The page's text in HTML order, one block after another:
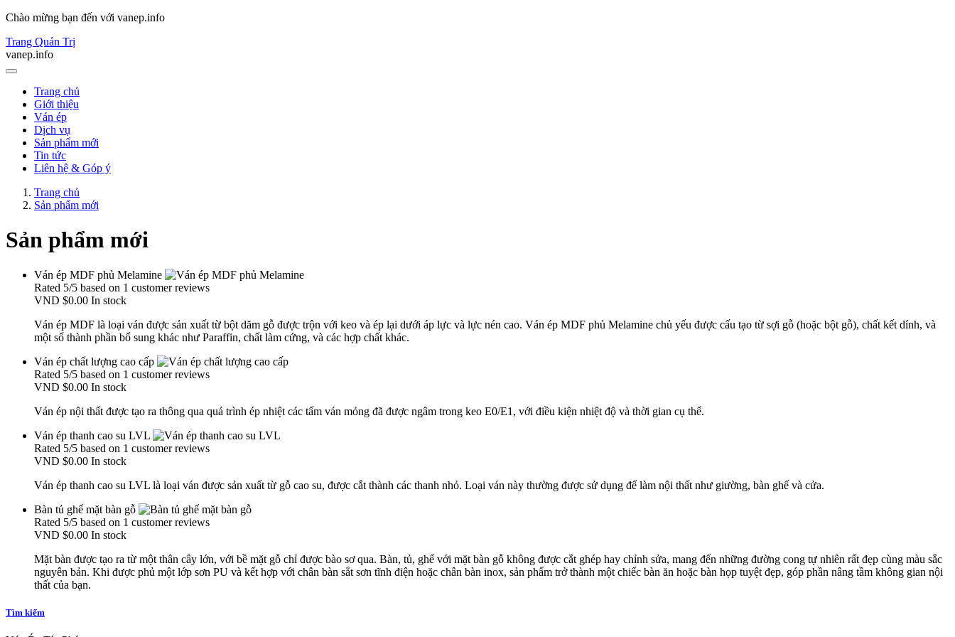
Chào mừng bạn đến với vanep.info
Trang Quản Trị
vanep.info
Trang chủ
Giới thiệu
Ván ép
Dịch vụ
Sản phẩm mới
Tin tức
Liên hệ & Góp ý
Trang chủ
Sản phẩm mới
Sản phẩm mới
Ván ép MDF phủ Melamine
Rated 5/5 based on 1 customer reviews
VND $0.00 In stock
Ván ép MDF là loại ván được sản xuất từ bột dăm gỗ được trộn với keo và ép lại dưới áp lực và lực nén cao. Ván ép MDF phủ Melamine chủ yếu được cấu tạo từ sợi gỗ (hoặc bột gỗ), chất kết dính, và
một số thành phần bổ sung khác như Paraffin, chất làm cứng, và các hợp chất khác.
Ván ép chất lượng cao cấp
Rated 5/5 based on 1 customer reviews
VND $0.00 In stock
Ván ép nội thất được tạo ra thông qua quá trình ép nhiệt các tấm ván mỏng đã được ngâm trong keo E0/E1, với điều kiện nhiệt độ và thời gian cụ thể.
Ván ép thanh cao su LVL
Rated 5/5 based on 1 customer reviews
VND $0.00 In stock
Ván ép thanh cao su LVL là loại ván được sản xuất từ gỗ cao su, được cắt thành các thanh nhỏ. Loại ván này thường được sử dụng để làm nội thất như giường, bàn ghế và cửa.
Bàn tủ ghế mặt bàn gỗ
Rated 5/5 based on 1 customer reviews
VND $0.00 In stock
Mặt bàn được tạo ra từ một thân cây lớn, với bề mặt gỗ chỉ được bào sơ qua. Bàn, tủ, ghế với mặt bàn gỗ không được cắt ghép hay chỉnh sửa, mang đến những đường cong tự nhiên rất đẹp cùng màu sắc
nguyên bản. Khi được phủ một lớp sơn PU và kết hợp với chân bàn sắt sơn tĩnh điện hoặc chân bàn inox, sản phẩm trở thành một chiếc bàn ăn hoặc bàn họp tuyệt đẹp, góp phần nâng tầm không gian nội
thất của bạn.
Tìm kiếm